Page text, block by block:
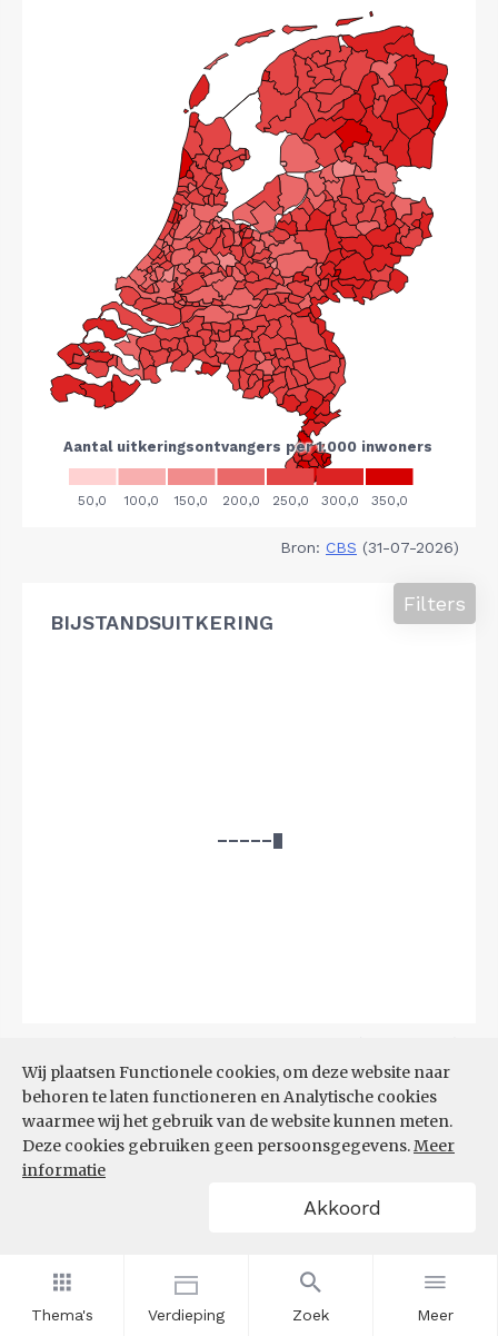
Thema's Verdieping Zoek Meer
Wij plaatsen Functionele cookies, om deze website naar
behoren te laten functioneren en Analytische cookies
waarmee wij het gebruik van de website kunnen meten.
Deze cookies gebruiken geen persoonsgegevens.Meer
informatie
Akkoord
Bron: CBS (31-07-2026)
BIJSTANDSUITKERING
Filters
BIJSTANDSUITKERING PER
1.000 INWONERS
Filters